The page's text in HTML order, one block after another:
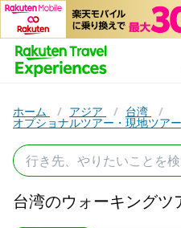
ホーム / アジア / 台湾 /
オプショナルツアー・現地ツアー
台湾のウォーキングツ